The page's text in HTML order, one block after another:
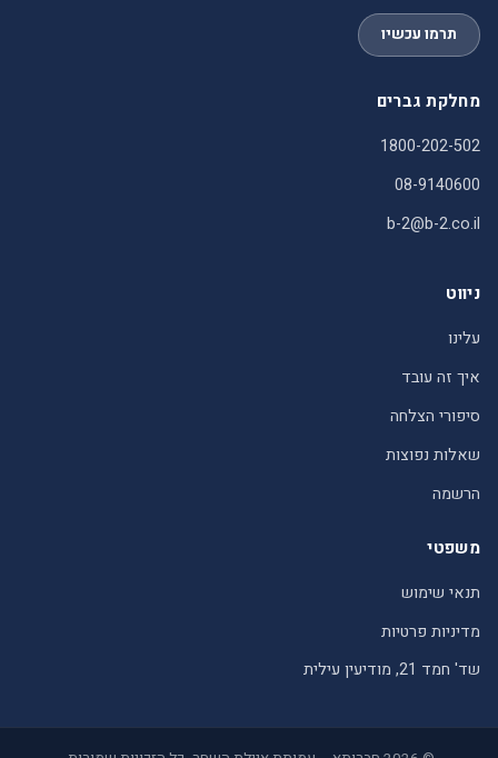
תרמו עכשיו
מחלקת גברים
1800-202-502
08-9140600
b-2@b-2.co.il
ניווט
עלינו
איך זה עובד
סיפורי הצלחה
שאלות נפוצות
הרשמה
משפטי
תנאי שימוש
מדיניות פרטיות
שד' חמד 21, מודיעין עילית